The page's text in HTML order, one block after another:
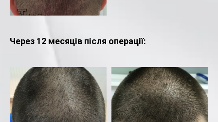
Через 12 месяців після операції: